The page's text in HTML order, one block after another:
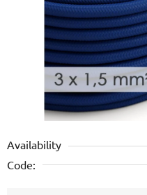
Availability
Code: